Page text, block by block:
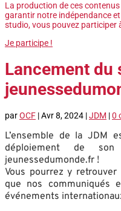
La production de ces
garantir notre indépendance
studio, vous pouvez participer
Je participe !
Lancement du
parOCF |Avr 8, 2024 |JDM |0
L’ensemble de la JDM
déploiement de
jeunessedumonde.fr !
Vous pourrez y
que nos communiqués
événements